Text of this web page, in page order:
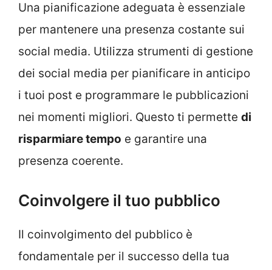
Una pianificazione adeguata è essenziale
per mantenere una presenza costante sui
social media. Utilizza strumenti di gestione
dei social media per pianificare in anticipo
i tuoi post e programmare le pubblicazioni
nei momenti migliori. Questo ti permette di
risparmiare tempo e garantire una
presenza coerente.
Coinvolgere il tuo pubblico
Il coinvolgimento del pubblico è
fondamentale per il successo della tua